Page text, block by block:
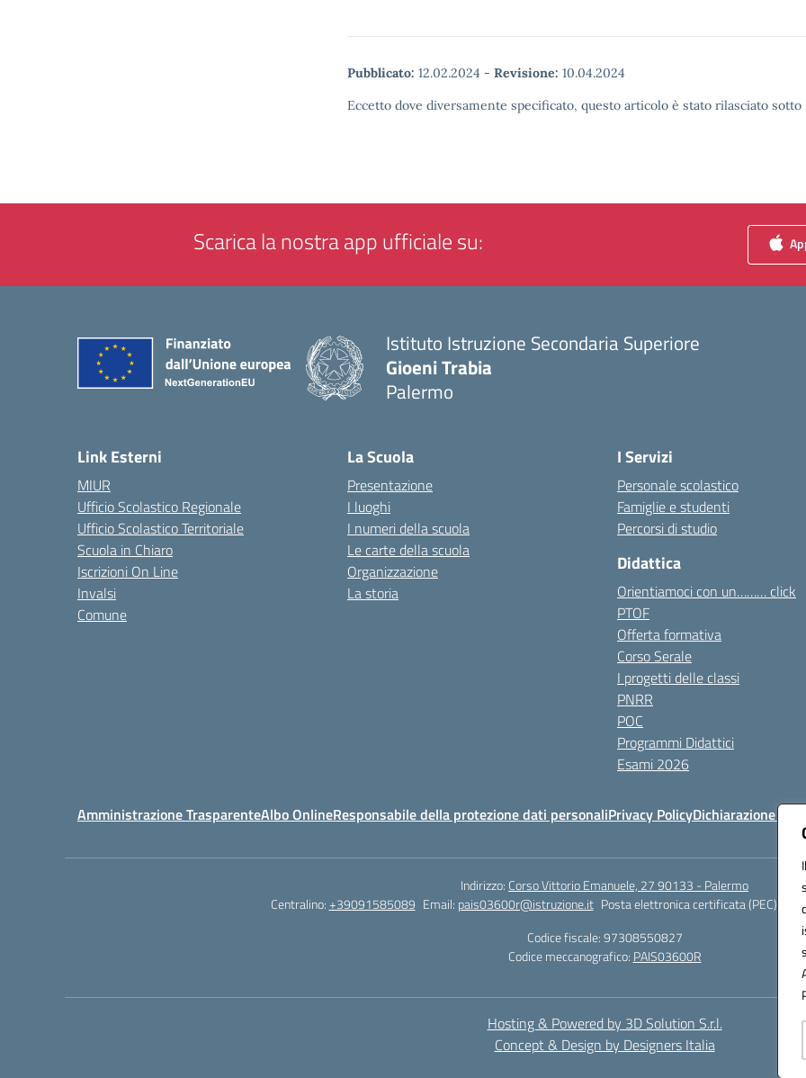
Pubblicato: 12.02.2024 - Revisione: 10.04.2024
Eccetto dove diversamente specificato, questo articolo è stato rilasciato
Scarica la nostra app ufficiale su:
Istituto Istruzione Secondaria Superiore
Gioeni Trabia
Palermo
Link Esterni
MIUR
Ufficio Scolastico Regionale
Ufficio Scolastico Territoriale
Scuola in Chiaro
Iscrizioni On Line
Invalsi
Comune
La Scuola
Presentazione
I luoghi
I numeri della scuola
Le carte della scuola
Organizzazione
La storia
I Servizi
Personale scolastico
Famiglie e studenti
Percorsi di studio
Didattica
Orientiamoci con un……… click
PTOF
Offerta formativa
Corso Serale
I progetti delle classi
PNRR
POC
Programmi Didattici
Esami 2026
Amministrazione TrasparenteAlbo OnlineResponsabile della protezione dati personaliPrivacy PolicyDichiarazione di
Indirizzo: Corso Vittorio Emanuele, 27 90133 - Palermo
Centralino:+39091585089 Email: pais03600r@istruzione.it Posta elettronica certificata (PEC):
Codice fiscale: 97308550827
Codice meccanografico: PAIS03600R
Hosting & Powered by 3D Solution S.r.l.
Concept & Design by Designers Italia